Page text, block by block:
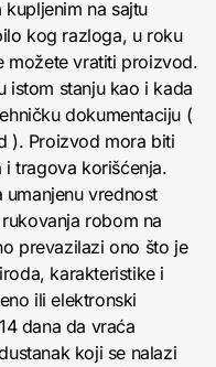
na sajtu
kog razloga, u roku
možete vratiti proizvod.
istom stanju kao i kada
dokumentaciju (
). Proizvod mora biti
tragova korišćenja.
vrednost
robom na
prevazilazi ono što je
karakteristike i
ili elektronski
dana da vraća
koji se nalazi